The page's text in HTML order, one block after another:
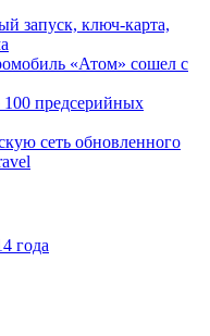
запуск, ключ-карта,
«Атом» сошел с
предсерийных
сеть обновленного
года